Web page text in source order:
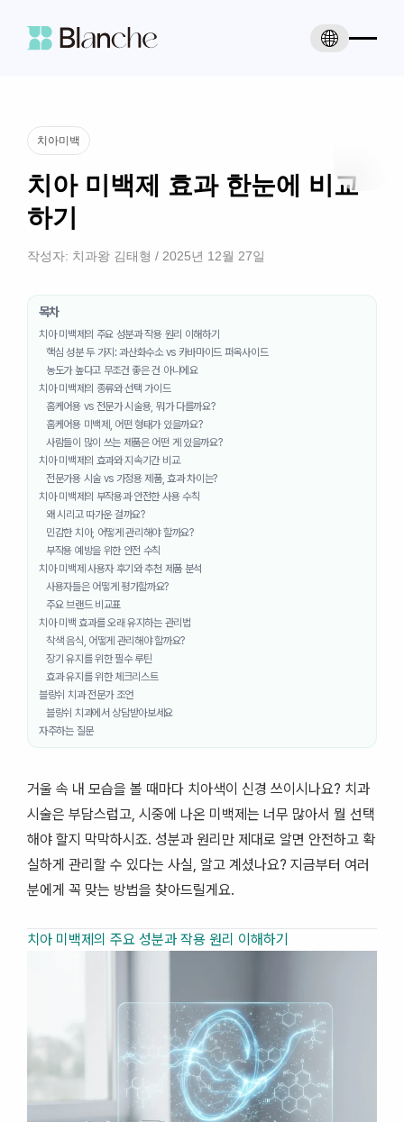
치아미백
치아 미백제 효과 한눈에 비교
하기
작성자: 치과왕 김태형 / 2025년 12월 27일
목차
치아 미백제의 주요 성분과 작용 원리 이해하기
핵심 성분 두 가지: 과산화수소 vs 카바마이드 퍼옥사이드
농도가 높다고 무조건 좋은 건 아니에요
치아 미백제의 종류와 선택 가이드
홈케어용 vs 전문가 시술용, 뭐가 다를까요?
홈케어용 미백제, 어떤 형태가 있을까요?
사람들이 많이 쓰는 제품은 어떤 게 있을까요?
치아 미백제의 효과와 지속기간 비교
전문가용 시술 vs 가정용 제품, 효과 차이는?
치아 미백제의 부작용과 안전한 사용 수칙
왜 시리고 따가운 걸까요?
민감한 치아, 어떻게 관리해야 할까요?
부작용 예방을 위한 안전 수칙
치아 미백제 사용자 후기와 추천 제품 분석
사용자들은 어떻게 평가할까요?
주요 브랜드 비교표
치아 미백 효과를 오래 유지하는 관리법
착색 음식, 어떻게 관리해야 할까요?
장기 유지를 위한 필수 루틴
효과 유지를 위한 체크리스트
블랑쉬 치과 전문가 조언
블랑쉬 치과에서 상담받아보세요
자주하는 질문
거울 속 내 모습을 볼 때마다 치아색이 신경 쓰이시나요? 치과
시술은 부담스럽고, 시중에 나온 미백제는 너무 많아서 뭘 선택
해야 할지 막막하시죠. 성분과 원리만 제대로 알면 안전하고 확
실하게 관리할 수 있다는 사실, 알고 계셨나요? 지금부터 여러
분에게 꼭 맞는 방법을 찾아드릴게요.
치아 미백제의 주요 성분과 작용 원리 이해하기